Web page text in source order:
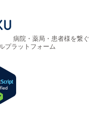
病院・薬局・患者様を繋ぐ
プラットフォーム